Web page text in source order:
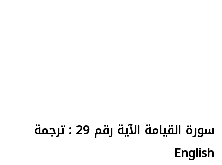
سورة القيامة الآية رقم 29 : ترجمة
English